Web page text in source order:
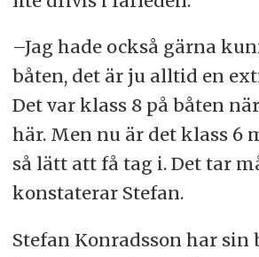
–Jag hade också gärna
båten, det är ju alltid en
Det var klass 8 på båten
här. Men nu är det klass 6
så lätt att få tag i. Det tar
konstaterar Stefan.
Stefan Konradsson har sin